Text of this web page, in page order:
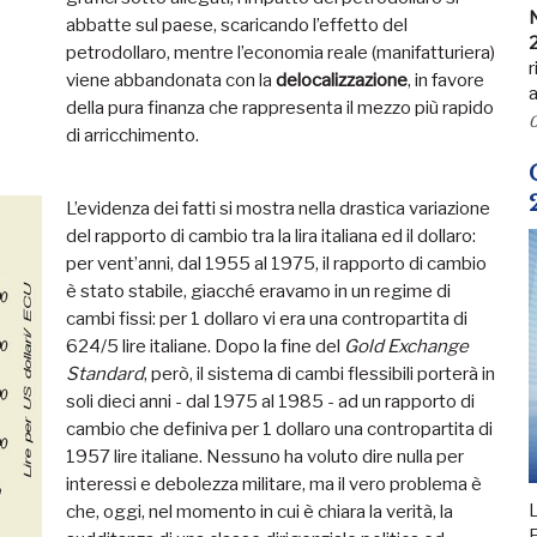
abbatte sul paese, scaricando l’effetto del
petrodollaro, mentre l’economia reale (manifatturiera)
viene abbandonata con la delocalizzazione, in favore
della pura finanza che rappresenta il mezzo più rapido
di arricchimento.
L’evidenza dei fatti si mostra nella drastica variazione
del rapporto di cambio tra la lira italiana ed il dollaro:
per vent’anni, dal 1955 al 1975, il rapporto di cambio
è stato stabile, giacché eravamo in un regime di
cambi fissi: per 1 dollaro vi era una contropartita di
624/5 lire italiane. Dopo la fine del Gold Exchange
Standard, però, il sistema di cambi flessibili porterà in
soli dieci anni - dal 1975 al 1985 - ad un rapporto di
cambio che definiva per 1 dollaro una contropartita di
1957 lire italiane. Nessuno ha voluto dire nulla per
interessi e debolezza militare, ma il vero problema è
che, oggi, nel momento in cui è chiara la verità, la